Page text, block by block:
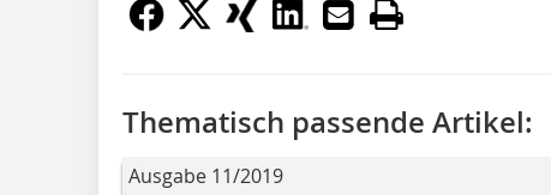
Thematisch passende Artikel:
Ausgabe 11/2019